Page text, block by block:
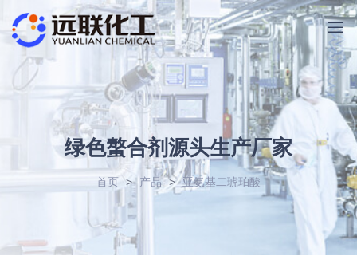
绿色螯合剂源头生产厂家
首页 > 产品 > 亚氨基二琥珀酸